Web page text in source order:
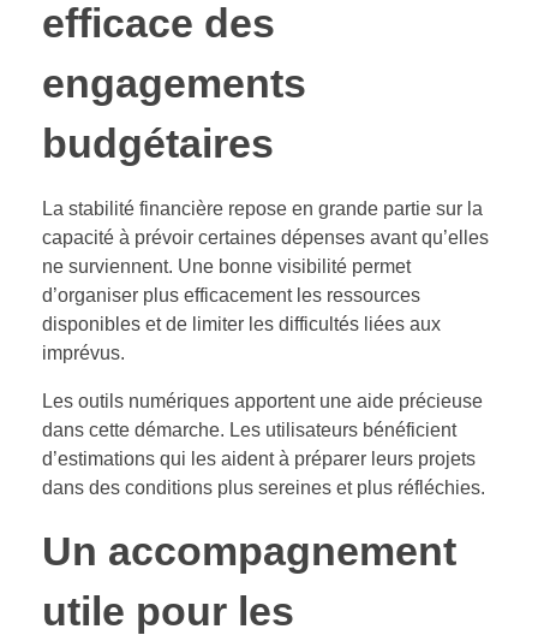
efficace des
engagements
budgétaires
La stabilité financière repose en grande partie sur la
capacité à prévoir certaines dépenses avant qu’elles
ne surviennent. Une bonne visibilité permet
d’organiser plus efficacement les ressources
disponibles et de limiter les difficultés liées aux
imprévus.
Les outils numériques apportent une aide précieuse
dans cette démarche. Les utilisateurs bénéficient
d’estimations qui les aident à préparer leurs projets
dans des conditions plus sereines et plus réfléchies.
Un accompagnement
utile pour les